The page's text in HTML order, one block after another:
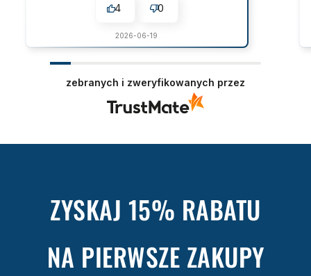
4 0
2026-06-19
zebranych i zweryfikowanych przez
ZYSKAJ 15% RABATU
NA PIERWSZE ZAKUPY